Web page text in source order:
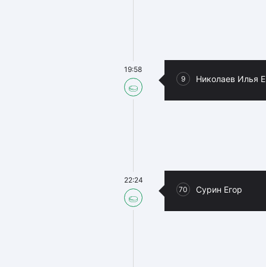
9 Николаев Илья
19:58
70 Сурин Егор
22:24